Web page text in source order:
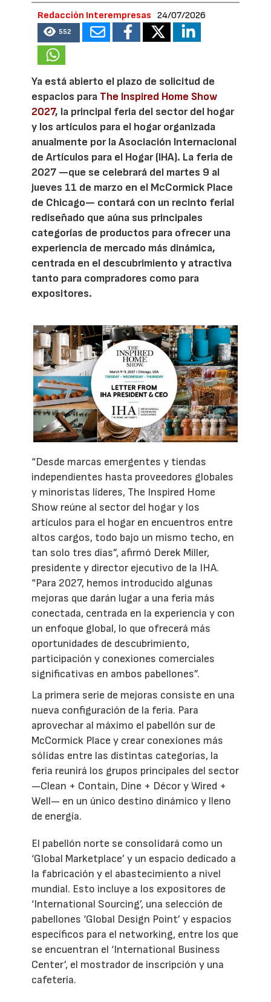
Redacción Interempresas 24/07/2026
552
Ya está abierto el plazo de solicitud de
espacios para The Inspired Home Show
2027, la principal feria del sector del hogar
y los artículos para el hogar organizada
anualmente por la Asociación Internacional
de Artículos para el Hogar (IHA). La feria de
2027 —que se celebrará del martes 9 al
jueves 11 de marzo en el McCormick Place
de Chicago— contará con un recinto ferial
rediseñado que aúna sus principales
categorías de productos para ofrecer una
experiencia de mercado más dinámica,
centrada en el descubrimiento y atractiva
tanto para compradores como para
expositores.
“Desde marcas emergentes y tiendas
independientes hasta proveedores globales
y minoristas líderes, The Inspired Home
Show reúne al sector del hogar y los
artículos para el hogar en encuentros entre
altos cargos, todo bajo un mismo techo, en
tan solo tres días”, afirmó Derek Miller,
presidente y director ejecutivo de la IHA.
“Para 2027, hemos introducido algunas
mejoras que darán lugar a una feria más
conectada, centrada en la experiencia y con
un enfoque global, lo que ofrecerá más
oportunidades de descubrimiento,
participación y conexiones comerciales
significativas en ambos pabellones”.
La primera serie de mejoras consiste en una
nueva configuración de la feria. Para
aprovechar al máximo el pabellón sur de
McCormick Place y crear conexiones más
sólidas entre las distintas categorías, la
feria reunirá los grupos principales del sector
—Clean + Contain, Dine + Décor y Wired +
Well— en un único destino dinámico y lleno
de energía.
El pabellón norte se consolidará como un
‘Global Marketplace’ y un espacio dedicado a
la fabricación y el abastecimiento a nivel
mundial. Esto incluye a los expositores de
‘International Sourcing’, una selección de
pabellones ‘Global Design Point’ y espacios
específicos para el networking, entre los que
se encuentran el ‘International Business
Center’, el mostrador de inscripción y una
cafetería.